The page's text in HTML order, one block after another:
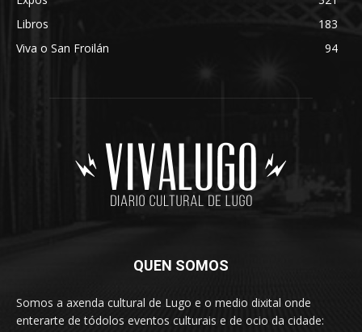
Libros
183
Viva o San Froilán
94
QUEN SOMOS
Somos a axenda cultural de Lugo e o medio dixital onde
enterarte de tódolos eventos culturais e de ocio da cidade: